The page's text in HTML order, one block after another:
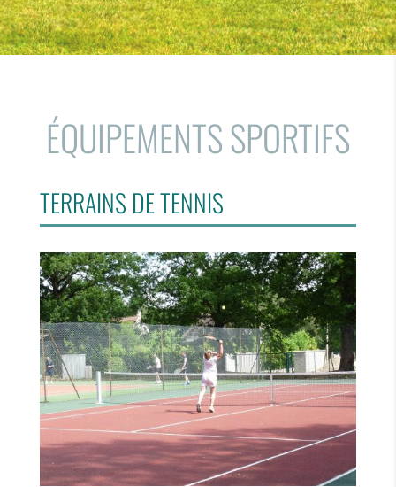
ÉQUIPEMENTS SPORTIFS
TERRAINS DE TENNIS